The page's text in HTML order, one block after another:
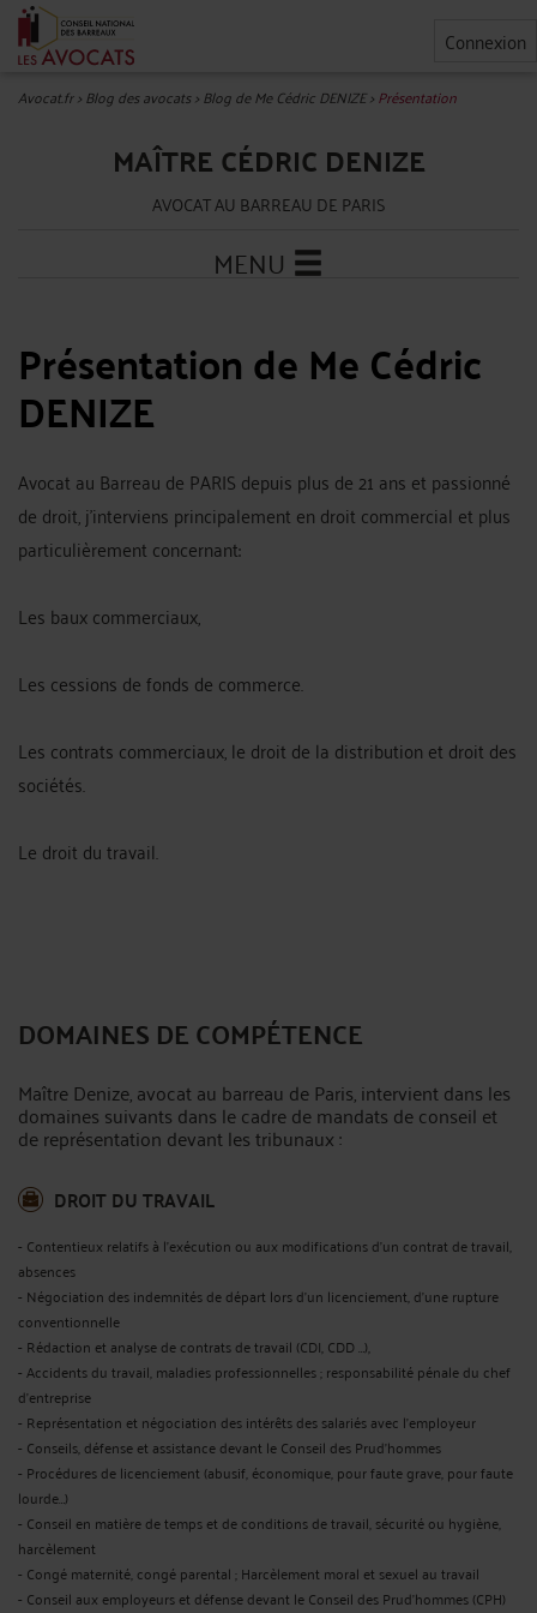
Connexion
Avocat.fr>Blog des avocats>Blog de Me Cédric DENIZE>Présentation
MAÎTRE CÉDRIC DENIZE
AVOCAT AU BARREAU DE PARIS
MENU
Présentation de Me Cédric
DENIZE
Avocat au Barreau de PARIS depuis plus de 21 ans et passionné
de droit, j'interviens principalement en droit commercial et plus
particulièrement concernant:
Les baux commerciaux,
Les cessions de fonds de commerce.
Les contrats commerciaux, le droit de la distribution et droit des
sociétés.
Le droit du travail.
DOMAINES DE COMPÉTENCE
Maître Denize, avocat au barreau de Paris, intervient dans les
domaines suivants dans le cadre de mandats de conseil et
de représentation devant les tribunaux :
DROIT DU TRAVAIL
- Contentieux relatifs à l’exécution ou aux modifications d’un contrat de travail,
absences
- Négociation des indemnités de départ lors d'un licenciement, d'une rupture
conventionnelle
- Rédaction et analyse de contrats de travail (CDI, CDD …),
- Accidents du travail, maladies professionnelles ; responsabilité pénale du chef
d’entreprise
- Représentation et négociation des intérêts des salariés avec l'employeur
- Conseils, défense et assistance devant le Conseil des Prud'hommes
- Procédures de licenciement (abusif, économique, pour faute grave, pour faute
lourde…)
- Conseil en matière de temps et de conditions de travail, sécurité ou hygiène,
harcèlement
- Congé maternité, congé parental ; Harcèlement moral et sexuel au travail
- Conseil aux employeurs et défense devant le Conseil des Prud'hommes (CPH)